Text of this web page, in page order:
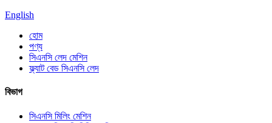
English
হোম
পণ্য
সিএনসি লেদ মেশিন
ফ্ল্যাট বেড সিএনসি লেদ
বিভাগ
সিএনসি মিলিং মেশিন